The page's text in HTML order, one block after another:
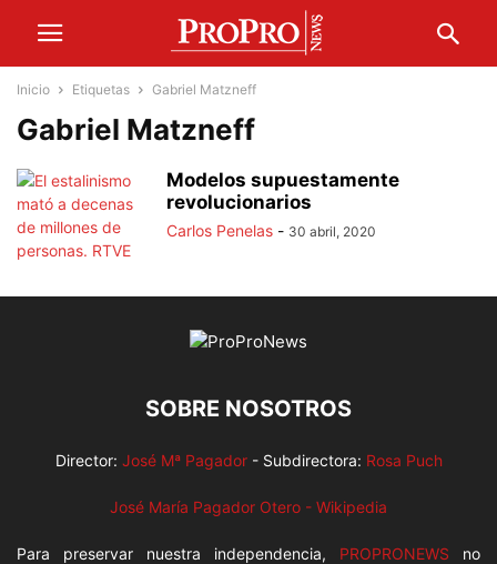
Inicio Etiquetas Gabriel Matzneff
Gabriel Matzneff
Modelos supuestamente
revolucionarios
Carlos Penelas - 30 abril, 2020
SOBRE NOSOTROS
Director: José Mª Pagador- Subdirectora: Rosa Puch
José María Pagador Otero - Wikipedia
Para preservar nuestra independencia, PROPRONEWS no